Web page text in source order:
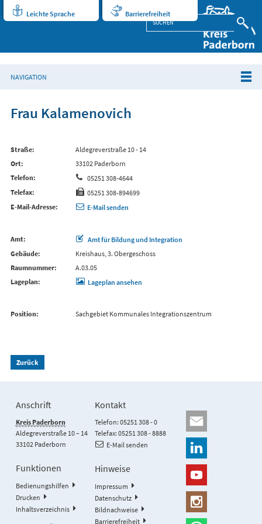
Leichte Sprache Barrierefreiheit
NAVIGATION
Frau Kalamenovich
Straße
Aldegreverstraße 10 - 14
Ort
33102 Paderborn
Telefon
05251 308-4644
Telefax
05251 308-894699
E-Mail-Adresse
E-Mail senden
Amt
Amt für Bildung und Integration
Gebäude
Kreishaus, 3. Obergeschoss
Raumnummer
A.03.05
Lageplan
Lageplan ansehen
Position Sachgebiet Kommunales Integrationszentrum
Zurück
Anschrift
Kreis Paderborn
Aldegreverstraße 10 – 14
33102 Paderborn
Kontakt
Telefon: 05251 308 - 0
Telefax: 05251 308 - 8888
E-Mail senden
Funktionen
Bedienungshilfen
Drucken
Inhaltsverzeichnis
Hinweise
Impressum
Datenschutz
Bildnachweise
Barrierefreiheit